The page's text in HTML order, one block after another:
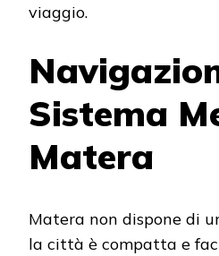
viaggio.
Sistema
Matera
Matera non dispone di
la città è compatta e